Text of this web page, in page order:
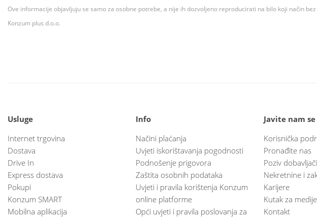
Ove informacije objavljuju se samo za osobne potrebe, a nije ih dozvoljeno reproducirati na bilo koji način
Konzum plus d.o.o.
Usluge
Internet trgovina
Dostava
Drive In
Express dostava
Pokupi
Konzum SMART
Mobilna aplikacija
Info
Načini plaćanja
Uvjeti iskorištavanja pogodnosti
Podnošenje prigovora
Zaštita osobnih podataka
Uvjeti i pravila korištenja Konzum
online platforme
Opći uvjeti i pravila poslovanja za
Javite nam se
Korisnička
Pronađite nas
Poziv
Nekretnine i
Karijere
Kutak za medije
Kontakt